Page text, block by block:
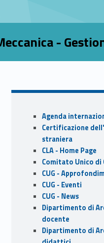
-
Sidebar
Agenda
Certificazione
straniera
CLA - Home Page
Comitato Unico di
CUG -
CUG - Eventi
CUG - News
Dipartimento di
docente
Dipartimento di